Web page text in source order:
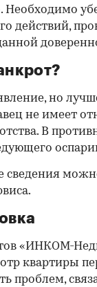
Необходимо
действий,
но
не имеет
В
сведения
«ИНКОМ-
квартиры
проблем,